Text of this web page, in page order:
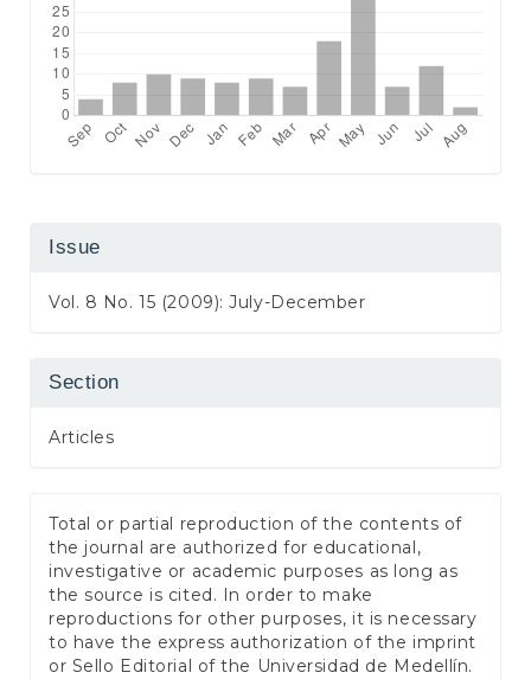
Issue
Vol. 8 No. 15 (2009): July-December
Section
Articles
Total or partial reproduction of the contents of
the journal are authorized for educational,
investigative or academic purposes as long as
the source is cited. In order to make
reproductions for other purposes, it is necessary
to have the express authorization of the imprint
or Sello Editorial of the Universidad de Medellín.